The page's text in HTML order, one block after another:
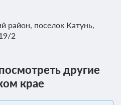
район, поселок Катунь,
2
другие
крае